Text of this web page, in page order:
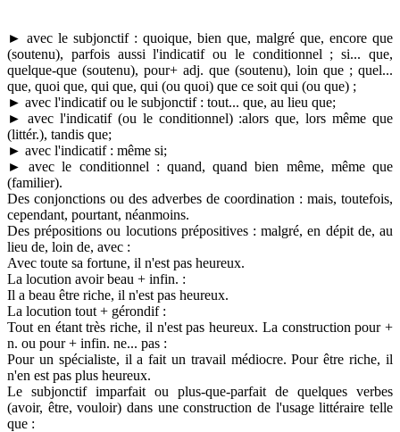
► avec le subjonctif : quoique, bien que, malgré que, encore que
(soutenu), parfois aussi l'indicatif ou le conditionnel ; si... que,
quelque-que (soutenu), pour+ adj. que (soutenu), loin que ; quel...
que, quoi que, qui que, qui (ou quoi) que ce soit qui (ou que) ;
► avec l'indicatif ou le subjonctif : tout... que, au lieu que;
► avec l'indicatif (ou le conditionnel) :alors que, lors même que
(littér.), tandis que;
► avec l'indicatif : même si;
► avec le conditionnel : quand, quand bien même, même que
(familier).
Des conjonctions ou des adverbes de coordination : mais, toutefois,
cependant, pourtant, néanmoins.
Des prépositions ou locutions prépositives : malgré, en dépit de, au
lieu de, loin de, avec :
Avec toute sa fortune, il n'est pas heureux.
La locution avoir beau + infin. :
Il a beau être riche, il n'est pas heureux.
La locution tout + gérondif :
Tout en étant très riche, il n'est pas heureux. La construction pour +
n. ou pour + infin. ne... pas :
Pour un spécialiste, il a fait un travail médiocre. Pour être riche, il
n'en est pas plus heureux.
Le subjonctif imparfait ou plus-que-parfait de quelques verbes
(avoir, être, vouloir) dans une construction de l'usage littéraire telle
que :